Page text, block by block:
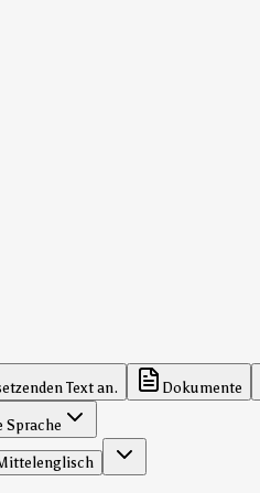
Text an. Dokumente
Sprache